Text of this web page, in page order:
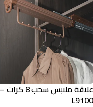
علاقة ملابس سحب 8 كرات –
L9100